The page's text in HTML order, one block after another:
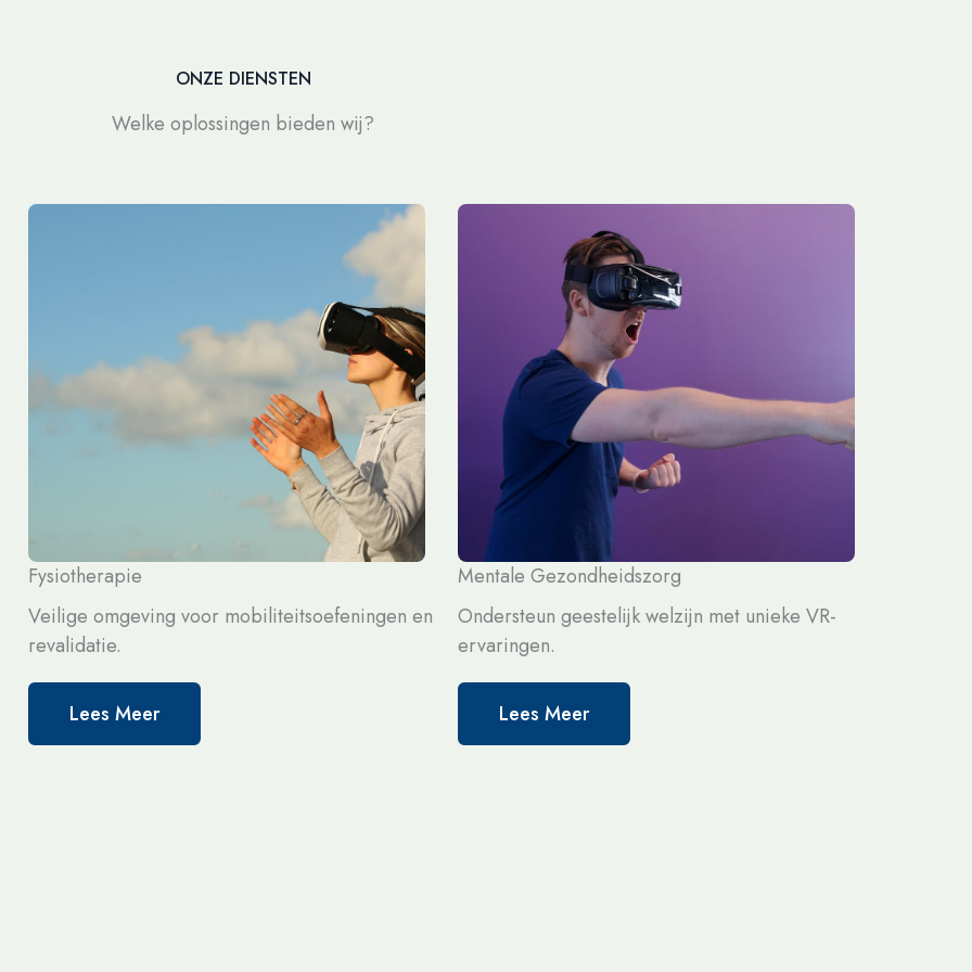
ONZE DIENSTEN
Welke oplossingen bieden wij?
Fysiotherapie
Veilige omgeving voor mobiliteitsoefeningen en
revalidatie.
Lees Meer
Mentale Gezondheidszorg
Ondersteun geestelijk welzijn met unieke VR-
ervaringen.
Lees Meer